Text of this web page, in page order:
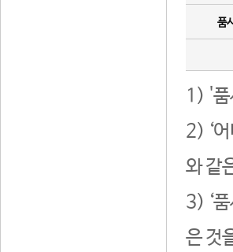
품
1) '품
2) ‘
와 같
3) ‘
은 것